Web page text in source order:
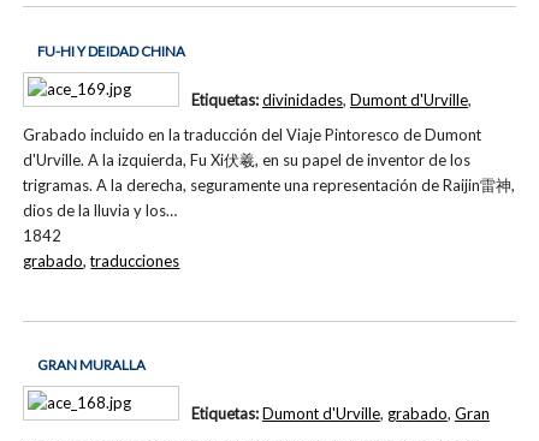
FU-HI Y DEIDAD CHINA
Grabado incluido en la traducción del Viaje Pintoresco de Dumont
d'Urville. A la izquierda, Fu Xi伏羲, en su papel de inventor de los
trigramas. A la derecha, seguramente una representación de Raijin雷神,
dios de la lluvia y los…
1842
Etiquetas:divinidades, Dumont d'Urville,
grabado,traducciones
GRAN MURALLA
Etiquetas:Dumont d'Urville, grabado, Gran